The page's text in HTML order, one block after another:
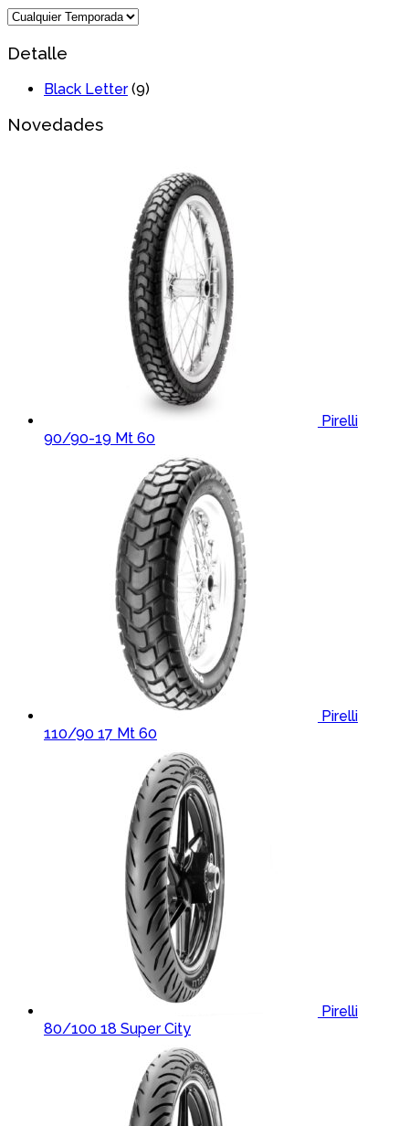
Detalle
Black Letter (9)
Novedades
Pirelli
90/90-19 Mt 60
Pirelli
110/90 17 Mt 60
Pirelli
80/100 18 Super City